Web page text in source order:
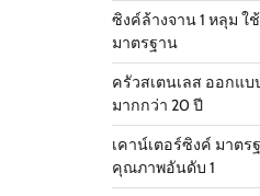
ซิงค์ล้างจาน 1 หลุม ใ
มาตรฐาน
ครัวสเตนเลส ออกแ
มากกว่า 20 ปี
เคาน์เตอร์ซิงค์ มาต
คุณภาพอันดับ 1